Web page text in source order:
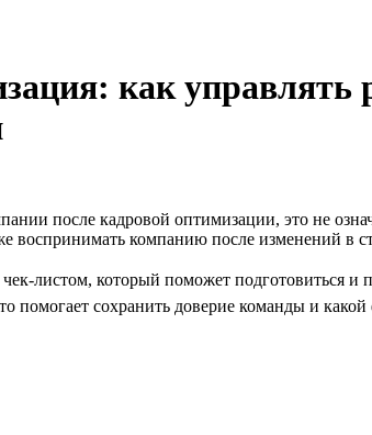
как управлять
после кадровой оптимизации, это не
воспринимать компанию после изменений в
листом, который поможет подготовиться
помогает сохранить доверие команды и